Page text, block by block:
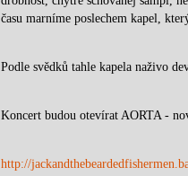
času marníme poslechem kapel,
Podle svědků tahle kapela naživo
Koncert budou otevírat AORTA -
http://